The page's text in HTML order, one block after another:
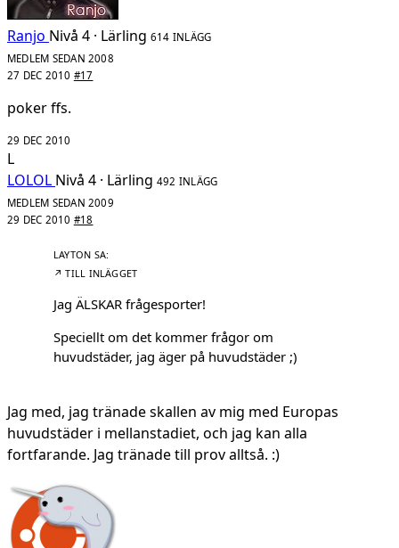
Ranjo Nivå 4 · Lärling 614 INLÄGG
MEDLEM SEDAN 2008
27 DEC 2010 #17
poker ffs.
29 DEC 2010
L
LOLOL Nivå 4 · Lärling 492 INLÄGG
MEDLEM SEDAN 2009
29 DEC 2010 #18
↗ TILL INLÄGGET
Jag ÄLSKAR frågesporter!
Speciellt om det kommer frågor om
huvudstäder, jag äger på huvudstäder ;)
Jag med, jag tränade skallen av mig med Europas
huvudstäder i mellanstadiet, och jag kan alla
fortfarande. Jag tränade till prov alltså. :)